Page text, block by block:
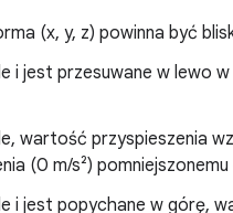
(x, y, z) powinna być
i jest przesuwane w lewo
wartość przyspieszenia
(0 m/s²)
i jest popychane w górę,